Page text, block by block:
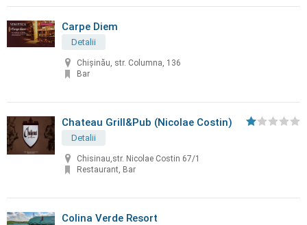
Carpe Diem
Detalii
Chișinău, str. Columna, 136
Bar
Chateau Grill&Pub (Nicolae Costin)
Detalii
Chisinau,str. Nicolae Costin 67/1
Restaurant, Bar
Colina Verde Resort